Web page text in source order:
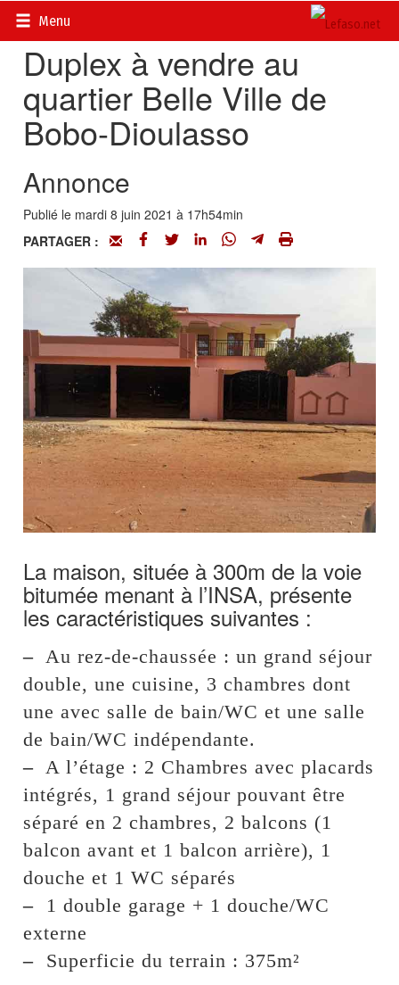
Menu
Accueil>
Duplex à vendre au
quartier Belle Ville de
Bobo-Dioulasso
Annonce
Publié le mardi 8 juin 2021 à 17h54min
PARTAGER :
La maison, située à 300m de la voie
bitumée menant à l’INSA, présente
les caractéristiques suivantes :
– Au rez-de-chaussée : un grand séjour
double, une cuisine, 3 chambres dont
une avec salle de bain/WC et une salle
de bain/WC indépendante.
– A l’étage : 2 Chambres avec placards
intégrés, 1 grand séjour pouvant être
séparé en 2 chambres, 2 balcons (1
balcon avant et 1 balcon arrière), 1
douche et 1 WC séparés
– 1 double garage + 1 douche/WC
externe
– Superficie du terrain : 375m²